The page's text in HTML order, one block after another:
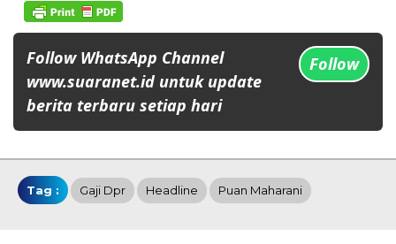
Follow WhatsApp Channel
www.suaranet.id untuk update
berita terbaru setiap hari
Follow
Tag : Gaji Dpr Headline Puan Maharani